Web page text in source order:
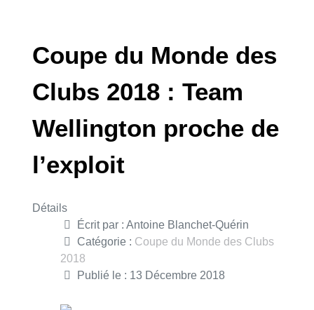
Coupe du Monde des
Clubs 2018 : Team
Wellington proche de
l’exploit
Détails
Écrit par : Antoine Blanchet-Quérin
Catégorie : Coupe du Monde des Clubs
2018
Publié le : 13 Décembre 2018